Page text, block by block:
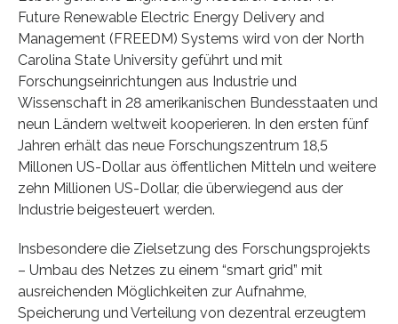
Future Renewable Electric Energy Delivery and
Management (FREEDM) Systems wird von der North
Carolina State University geführt und mit
Forschungseinrichtungen aus Industrie und
Wissenschaft in 28 amerikanischen Bundesstaaten und
neun Ländern weltweit kooperieren. In den ersten fünf
Jahren erhält das neue Forschungszentrum 18,5
Millonen US-Dollar aus öffentlichen Mitteln und weitere
zehn Millionen US-Dollar, die überwiegend aus der
Industrie beigesteuert werden.
Insbesondere die Zielsetzung des Forschungsprojekts
– Umbau des Netzes zu einem “smart grid” mit
ausreichenden Möglichkeiten zur Aufnahme,
Speicherung und Verteilung von dezentral erzeugtem